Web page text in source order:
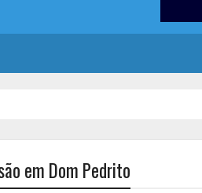
em Dom Pedrito